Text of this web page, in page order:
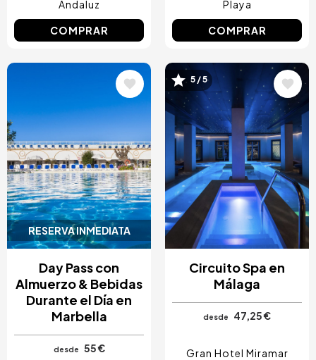
Andaluz
COMPRAR
Playa
COMPRAR
RESERVA INMEDIATA
Day Pass con
Almuerzo & Bebidas
Durante el Día en
Marbella
desde
55 €
Image
5 / 5
Circuito Spa en
Málaga
desde 47,25 €
Gran Hotel Miramar